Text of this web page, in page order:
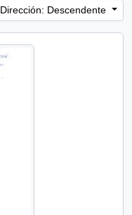
Dirección: Descendente